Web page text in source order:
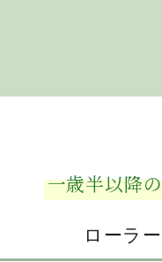
一歳半以降
ローラ